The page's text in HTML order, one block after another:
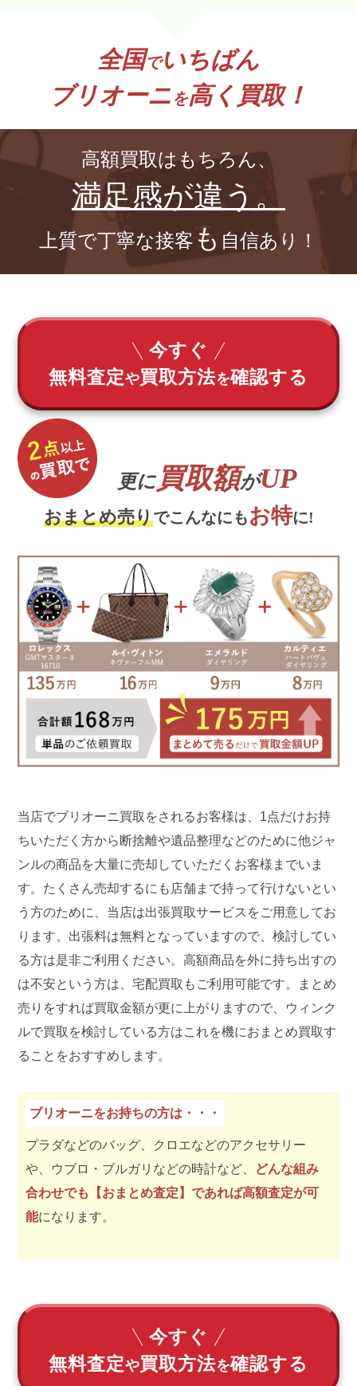
全国でいちばん
ブリオーニ を高く買取！
高額買取はもちろん、
満足感が違う。
上質で丁寧な接客 も 自信あり！
今すぐ
無料査定や買取方法を確認する
更に買取額がUP
おまとめ売りでこんなにもお特に!
当店でブリオーニ買取をされるお客様は、1点だけお持
ちいただく方から断捨離や遺品整理などのために他ジャ
ンルの商品を大量に売却していただくお客様までいま
す。たくさん売却するにも店舗まで持って行けないとい
う方のために、当店は出張買取サービスをご用意してお
ります。出張料は無料となっていますので、検討してい
る方は是非ご利用ください。高額商品を外に持ち出すの
は不安という方は、宅配買取もご利用可能です。まとめ
売りをすれば買取金額が更に上がりますので、ウィンク
ルで買取を検討している方はこれを機におまとめ買取す
ることをおすすめします。
ブリオーニをお持ちの方は・・・
プラダなどのバッグ、クロエなどのアクセサリー
や、ウブロ・ブルガリなどの時計など、 どんな組み
合わせでも【おまとめ査定】であれば高額査定が可
能になります。
今すぐ
無料査定や買取方法を確認する